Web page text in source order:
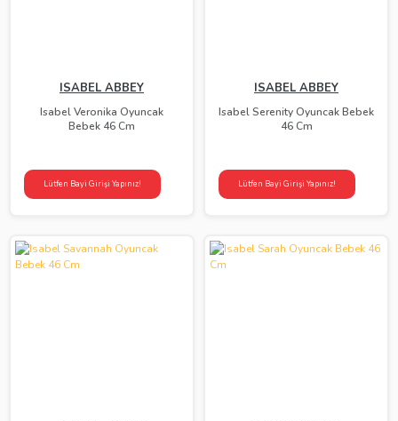
ISABEL ABBEY
Isabel Veronika Oyuncak
Bebek 46 Cm
Lütfen Bayi Girişi Yapınız!
ISABEL ABBEY
Isabel Serenity Oyuncak Bebek
46 Cm
Lütfen Bayi Girişi Yapınız!